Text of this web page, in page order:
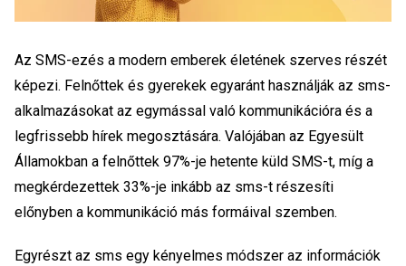
Az SMS-ezés a modern emberek életének szerves részét
képezi. Felnőttek és gyerekek egyaránt használják az sms-
alkalmazásokat az egymással való kommunikációra és a
legfrissebb hírek megosztására. Valójában az Egyesült
Államokban a felnőttek 97%-je hetente küld SMS-t, míg a
megkérdezettek 33%-je inkább az sms-t részesíti
előnyben a kommunikáció más formáival szemben.
Egyrészt az sms egy kényelmes módszer az információk